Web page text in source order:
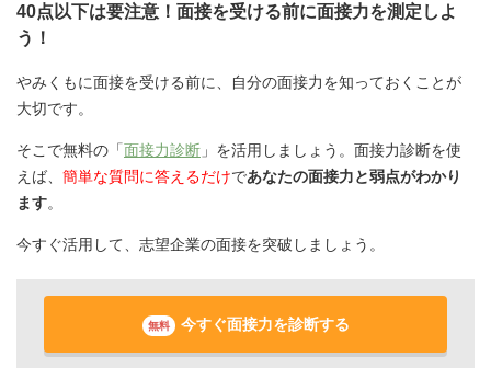
40点以下は要注意！面接を受ける前に面接力を測定しよ
う！
やみくもに面接を受ける前に、自分の面接力を知っておくことが
大切です。
そこで無料の「面接力診断 」を活用しましょう。面接力診断を使
えば、 簡単な質問に答えるだけであなたの面接力と弱点がわかり
ます。
今すぐ活用して、志望企業の面接を突破しましょう。
無料 今すぐ面接力を診断する